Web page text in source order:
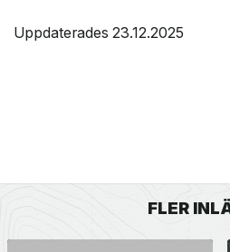
Uppdaterades 23.12.2025
FLER